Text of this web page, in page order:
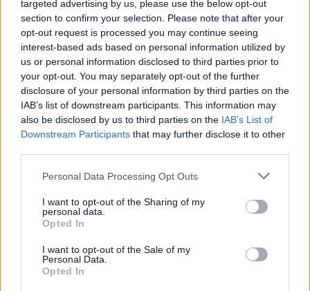
targeted advertising by us, please use the below opt-out
section to confirm your selection. Please note that after your
opt-out request is processed you may continue seeing
interest-based ads based on personal information utilized by
us or personal information disclosed to third parties prior to
your opt-out. You may separately opt-out of the further
disclosure of your personal information by third parties on the
IAB’s list of downstream participants. This information may
also be disclosed by us to third parties on the IAB’s List of
Downstream Participants that may further disclose it to other
Please note that this website/app uses one or more Google
not limited to your visit or usage behaviour. You may click to
grant or deny consent to Google and its third-party tags to
use your data for below specified purposes in below Google
consent section.
Personal Data Processing Opt Outs
I want to opt-out of the Sharing of my
personal data.
Opted In
I want to opt-out of the Sale of my
Personal Data.
Opted In
De Brede Gevolgen voor de
Volksgezondheid
De gevolgen voor de volksgezondheid zijn
diepgaand, vooral voor kwetsbare
bevolkingsgroepen zoals kinderen. Blootstelling
aan luchtvervuiling is gekoppeld aan verhoogde
sterftecijfers door ziekten zoals COVID-19 en griep.
Daarnaast is blootstelling aan lood gecorreleerd
verminderde economische productiviteit. Het
rapport benadrukt dat vervuiling niet slechts een
lokale crisis is, maar een wereldwijde uitdaging die
gecoördineerde actie vereist.